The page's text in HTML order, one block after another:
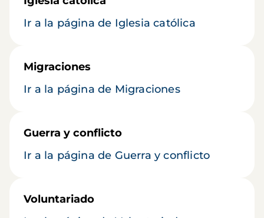
Ir a la página de Iglesia católica
Migraciones
Ir a la página de Migraciones
Guerra y conflicto
Ir a la página de Guerra y conflicto
Voluntariado